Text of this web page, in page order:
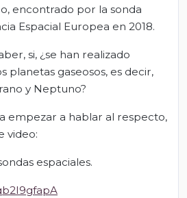
encontrado por la sonda
Espacial Europea en 2018.
si, ¿se han realizado
planetas gaseosos, es decir,
y Neptuno?
empezar a hablar al respecto,
video:
espaciales.